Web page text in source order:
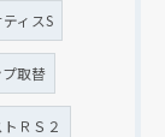
ィスS
取替
ＲＳ２